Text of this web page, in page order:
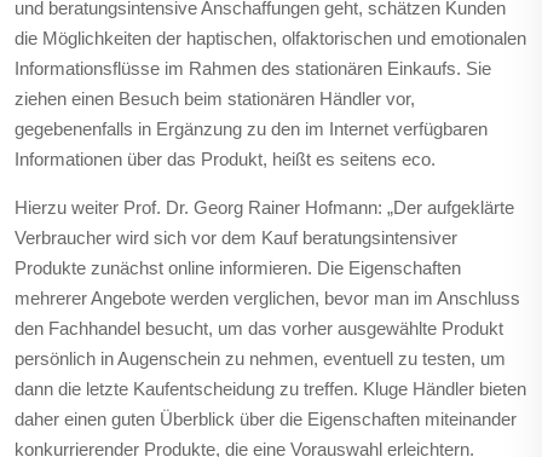
und beratungsintensive Anschaffungen geht, schätzen Kunden
die Möglichkeiten der haptischen, olfaktorischen und emotionalen
Informationsflüsse im Rahmen des stationären Einkaufs. Sie
ziehen einen Besuch beim stationären Händler vor,
gegebenenfalls in Ergänzung zu den im Internet verfügbaren
Informationen über das Produkt, heißt es seitens eco.
Hierzu weiter Prof. Dr. Georg Rainer Hofmann: „Der aufgeklärte
Verbraucher wird sich vor dem Kauf beratungsintensiver
Produkte zunächst online informieren. Die Eigenschaften
mehrerer Angebote werden verglichen, bevor man im Anschluss
den Fachhandel besucht, um das vorher ausgewählte Produkt
persönlich in Augenschein zu nehmen, eventuell zu testen, um
dann die letzte Kaufentscheidung zu treffen. Kluge Händler bieten
daher einen guten Überblick über die Eigenschaften miteinander
konkurrierender Produkte, die eine Vorauswahl erleichtern.